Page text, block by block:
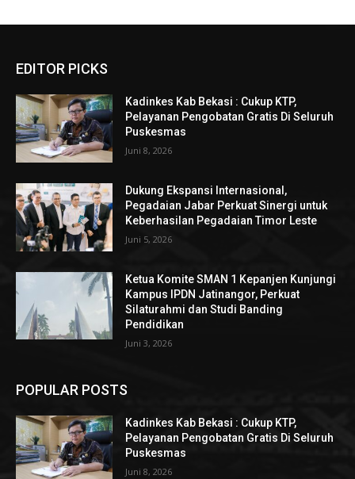
EDITOR PICKS
Kadinkes Kab Bekasi : Cukup KTP,
Pelayanan Pengobatan Gratis Di Seluruh
Puskesmas
Juni 8, 2026
Dukung Ekspansi Internasional,
Pegadaian Jabar Perkuat Sinergi untuk
Keberhasilan Pegadaian Timor Leste
Juni 5, 2026
Ketua Komite SMAN 1 Kepanjen Kunjungi
Kampus IPDN Jatinangor, Perkuat
Silaturahmi dan Studi Banding
Pendidikan
Juni 3, 2026
POPULAR POSTS
Kadinkes Kab Bekasi : Cukup KTP,
Pelayanan Pengobatan Gratis Di Seluruh
Puskesmas
Juni 8, 2026